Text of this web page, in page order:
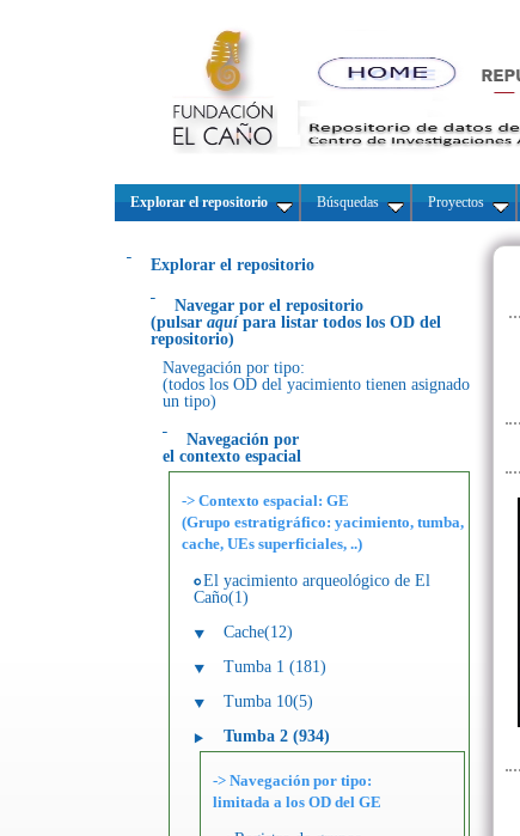
Explorar el repositorio Búsquedas Proyectos
Explorar el repositorio
Navegar por el repositorio
(pulsar aquí para listar todos los OD del
repositorio)
Navegación por tipo:
(todos los OD del yacimiento tienen asignado
un tipo)
Navegación por
el contexto espacial
-> Contexto espacial: GE
(Grupo estratigráfico: yacimiento, tumba,
cache, UEs superficiales, ..)
El yacimiento arqueológico de El
Caño(1)
Cache(12)
Tumba 1 (181)
Tumba 10(5)
Tumba 2 (934)
-> Navegación por tipo:
limitada a los OD del GE